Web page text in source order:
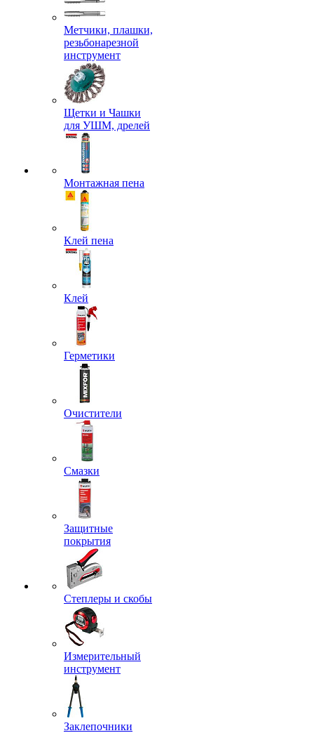
Метчики, плашки,
резьбонарезной
инструмент
Щетки и Чашки
для УШМ, дрелей
Монтажная пена
Клей пена
Клей
Герметики
Очистители
Смазки
Защитные
покрытия
Степлеры и скобы
Измерительный
инструмент
Заклепочники